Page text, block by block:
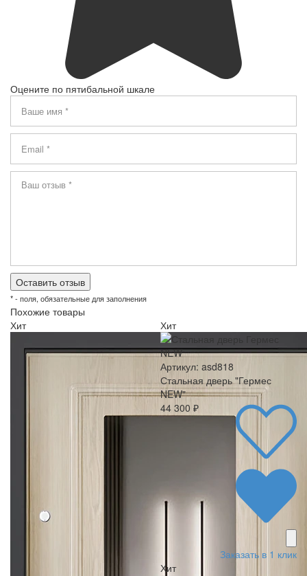
Оцените по пятибальной шкале
* - поля, обязательные для заполнения
Похожие товары
Хит
Хит
Артикул: asd818
Стальная дверь "Гермес
NEW"
44 300 ₽
Заказать в 1 клик
Хит